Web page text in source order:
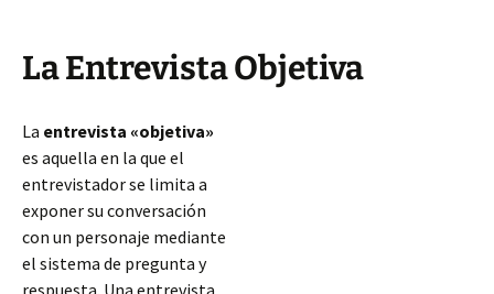
La Entrevista Objetiva
La entrevista «objetiva»
es aquella en la que el
entrevistador se limita a
exponer su conversación
con un personaje mediante
el sistema de pregunta y
respuesta. Una entrevista